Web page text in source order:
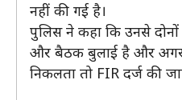
नहीं की गई है।
पुलिस ने कहा कि उनसे
और बैठक बुलाई है और अगर
निकलता तो FIR दर्ज की